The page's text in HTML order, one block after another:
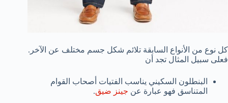
كل نوع من الأنواع السابقة تلائم شكل جسم مختلف عن الآخر.
فعلى سبيل المثال تجد أن
البنطلون السكيني يناسب الفتيات أصحاب القوام
المتناسق فهو عبارة عن جينز ضيق.